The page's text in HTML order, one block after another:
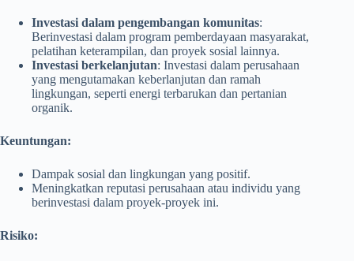
Investasi dalam pengembangan komunitas:
Berinvestasi dalam program pemberdayaan masyarakat,
pelatihan keterampilan, dan proyek sosial lainnya.
Investasi berkelanjutan: Investasi dalam perusahaan
yang mengutamakan keberlanjutan dan ramah
lingkungan, seperti energi terbarukan dan pertanian
organik.
Keuntungan:
Dampak sosial dan lingkungan yang positif.
Meningkatkan reputasi perusahaan atau individu yang
berinvestasi dalam proyek-proyek ini.
Risiko: